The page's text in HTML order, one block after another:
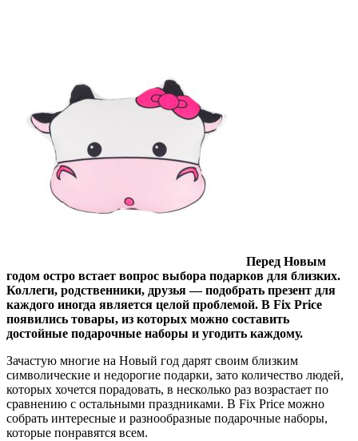
Перед Новым
годом остро встает вопрос выбора подарков для близких.
Коллеги, родственники, друзья — подобрать презент для
каждого иногда является целой проблемой. В Fix Price
появились товары, из которых можно составить
достойные подарочные наборы и угодить каждому.
Зачастую многие на Новый год дарят своим близким
символические и недорогие подарки, зато количество людей,
которых хочется порадовать, в несколько раз возрастает по
сравнению с остальными праздниками. В Fix Price можно
собрать интересные и разнообразные подарочные наборы,
которые понравятся всем.